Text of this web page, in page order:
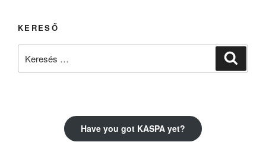
KERESŐ
Have you got KASPA yet?